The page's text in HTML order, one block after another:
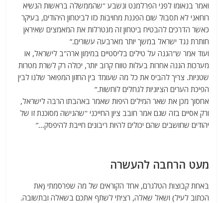
ואמר בנאומו לפני הפרלמנט ונשבע "שהממשלה בראשות הנשיא
רוחאני לא תסבול שום הפגנת מחויבות כזו לביטחון היהודים, בעיקר
כאשר הדרכים להבטיח ביטחון זה מנטרלות את המאמצים שאיראן
חותרת נגד ישראל במשך יותר מארבעה עשורים.”
ועוד אמר ש"הגנה על טילים בליסטיים במימון ארה"ב לישראל, או
מערכות הגנה אחרות בעלות טווח קרוב יותר, יכולה רק לשרת מטרות
שטניות. צריך להביס את כל מה שעומד בין החזון המפואר שלנו לבין
הפיכת הערים הציוניות לגחלים לוחשות.”
אחסוך מכן את שאר המילים היפות שאמר באהבתו הרבה לישראל,
ורק אסיים בזה שגם אמר חובב ציון החייכני "שהגישה מסוכנת זו של
יהודים שחושבים שהם יכולים להיות ריבונים חייבת להיפסק…”
מעט הרחבה להעשרה
באחת קבוצות הטלגרם, אחד הקוראים של מה שפרסמתי (את
הכתוב לעיל) ושאל שאלה, רציתי לשתף אתכם בשאלה ובתשובה.